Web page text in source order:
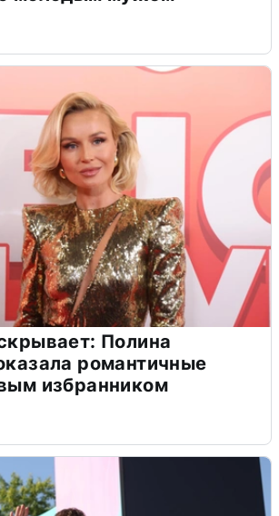
Полина
романтичные
избранником